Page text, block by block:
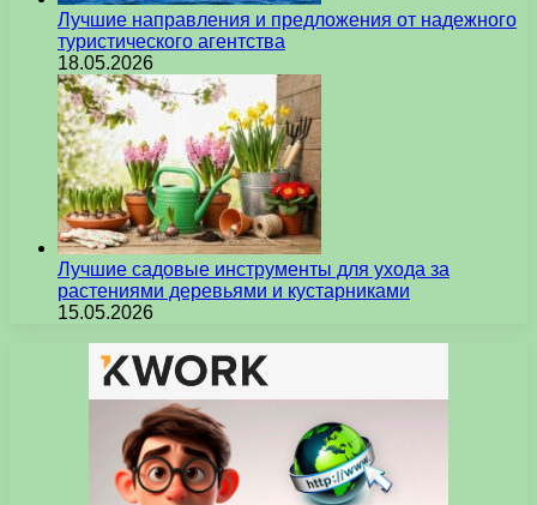
Лучшие направления и предложения от надежного
туристического агентства
18.05.2026
Лучшие садовые инструменты для ухода за
растениями деревьями и кустарниками
15.05.2026